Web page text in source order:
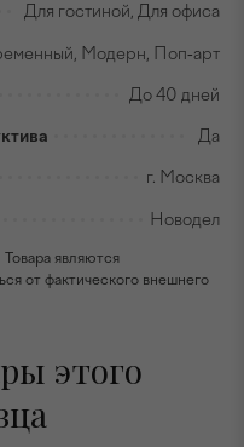
Для гостиной, Для офиса
Модерн, Поп-арт
До 40 дней
Да
г. Москва
Новодел
являются
от фактического внешнего
этого